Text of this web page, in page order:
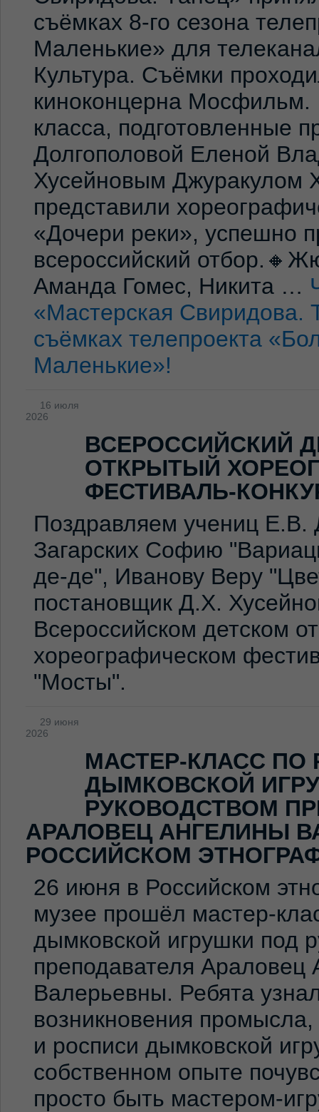
съёмках 8-го сезона
Маленькие» для
Культура. Съёмки
киноконцерна Мосфильм.
класса, подготовленные
Долгополовой Еленой
Хусейновым Джуракулом
представили
«Дочери реки», успешно
всероссийский
Аманда Гомес, Никита …
«Мастерская Свиридова.
съёмках телепроекта
Маленькие»!
16 июля
2026
ВСЕРОССИЙСКИЙ
ОТКРЫТЫЙ
ФЕСТИВАЛЬ-
Поздравляем учениц Е.В.
Загарских Софию
де-де", Иванову Веру
постановщик Д.Х.
Всероссийском детском
хореографическом
"Мосты".
29 июня
2026
МАСТЕР-КЛАСС ПО
ДЫМКОВСКОЙ
РУКОВОДСТВОМ
АРАЛОВЕЦ АНГЕЛИНЫ
РОССИЙСКОМ
26 июня в Российском
музее прошёл мастер-
дымковской игрушки под
преподавателя Араловец
Валерьевны. Ребята
возникновения
и росписи дымковской
собственном опыте
просто быть мастером-